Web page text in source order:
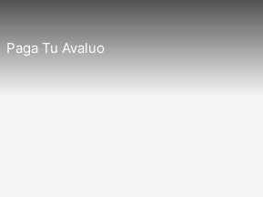
Paga Tu Avaluo